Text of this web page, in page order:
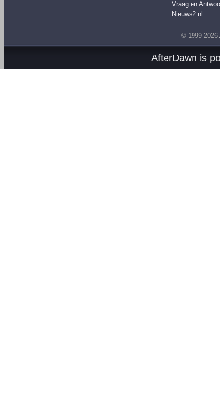
Vraag en
Nieuws2.nl
© 1999-2026
AfterDawn is